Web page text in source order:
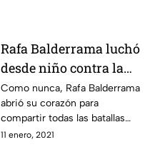
personales.
Rafa Balderrama luchó
desde niño contra la
obesidad; fue su primer
gran batalla. Llegó a
pesar 178 kg. | En Sus
Como nunca, Rafa Balderrama
abrió su corazón para
compartir todas las batallas
que ha librado a lo largo de su
11 enero, 2021